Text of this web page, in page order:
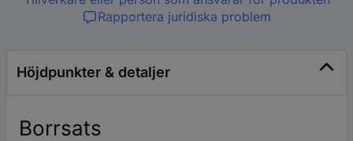
Rapportera juridiska problem
Höjdpunkter & detaljer
Borrsats